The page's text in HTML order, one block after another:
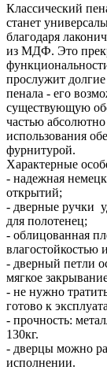
Классический
станет
благодаря
из МДФ. Это
прослужит
пенала - его
существующую
частью
использования
фурнитурой.
Характерные
- надежная
открытий;
- дверные ручки
для полотенец;
- облицованная
влагостойкостью
- дверный петли
мягкое
- не нужно
готово к
- прочность:
130кг.
- дверцы можно
исполнении.